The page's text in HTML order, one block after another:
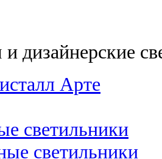
дизайнерские
Арте
светильники
светильники